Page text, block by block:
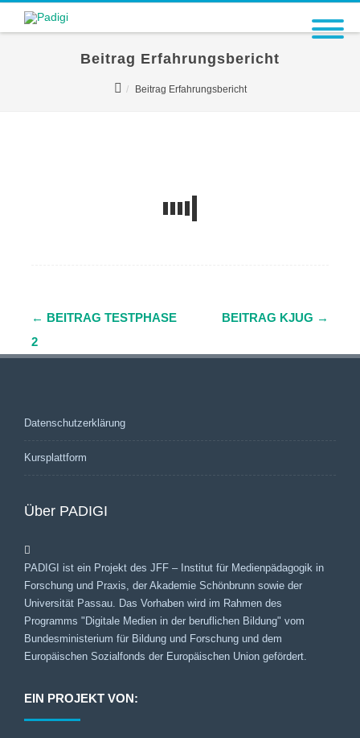
Beitrag Erfahrungsbericht
Beitrag Erfahrungsbericht
Navigation
(Beiträge)
← BEITRAG TESTPHASE
2
BEITRAG KJUG →
Datenschutzerklärung
Kursplattform
Über PADIGI
PADIGI ist ein Projekt des JFF – Institut für Medienpädagogik in
Forschung und Praxis, der Akademie Schönbrunn sowie der
Universität Passau. Das Vorhaben wird im Rahmen des
Programms "Digitale Medien in der beruflichen Bildung" vom
Bundesministerium für Bildung und Forschung und dem
Europäischen Sozialfonds der Europäischen Union gefördert.
EIN PROJEKT VON: